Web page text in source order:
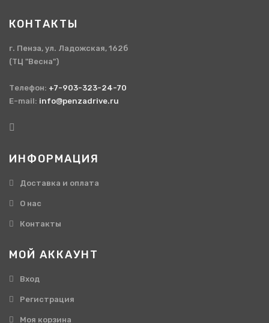
КОНТАКТЫ
г. Пенза, ул. Ладожская, 162б
(ТЦ "Весна")
Телефон: +7-903-323-24-70
E-mail: info@penzadrive.ru
ИНФОРМАЦИЯ
Доставка и оплата
О нас
Контакты
МОЙ АККАУНТ
Вход
Регистрация
Моя корзина